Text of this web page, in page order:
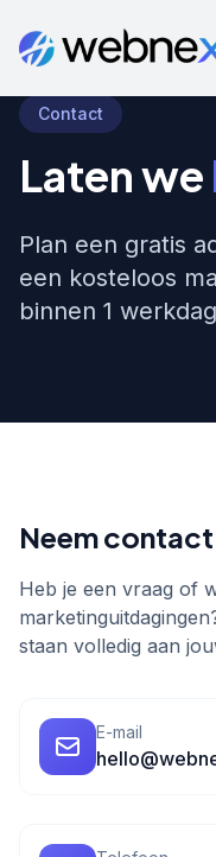
Contact
Laten we
Plan een gratis
een kosteloos
binnen 1
Neem
Heb je een vraag of
staan volledig aan
E-mail